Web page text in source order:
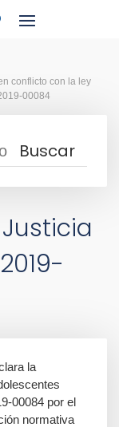
conflicto con la ley
00084
la
00084 por el
normativa